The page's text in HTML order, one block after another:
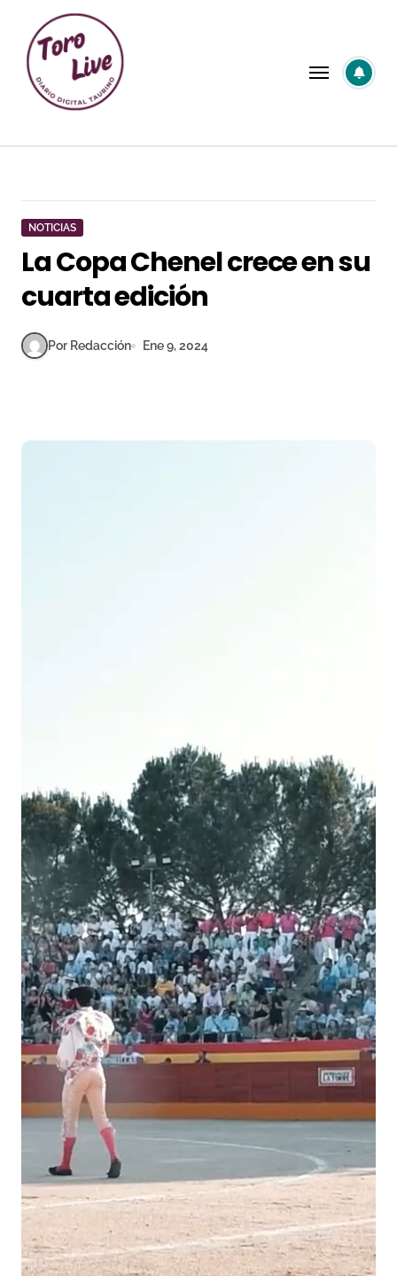
contenido
NOTICIAS
La Copa Chenel crece en su
cuarta edición
Por Redacción Ene 9, 2024